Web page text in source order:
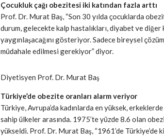
Çocukluk çağı obezitesi iki katından fazla arttı
Prof. Dr. Murat Baş, “Son 30 yılda çocuklarda
durum, gelecekte kalp hastalıkları, diyabet ve diğer
yaygınlaşacağını gösteriyor. Sadece bireysel
müdahale edilmesi gerekiyor” diyor.
Diyetisyen Prof. Dr. Murat Baş
Türkiye’de obezite oranları alarm veriyor
Türkiye, Avrupa’da kadınlarda en yüksek,
sahip ülkeler arasında. 1975’te yüzde 8.6 olan
yükseldi. Prof. Dr. Murat Baş, “1961’de Türkiye’de
karşı çelikten kalkan
3 ay önce